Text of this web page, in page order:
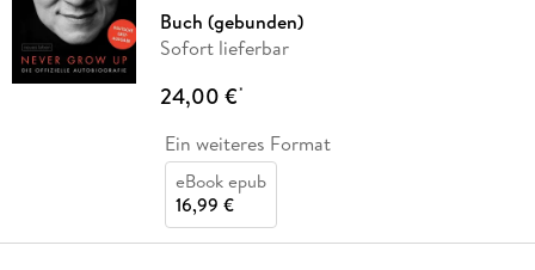
Buch (gebunden)
Sofort lieferbar
24,00 €*
Ein weiteres Format
eBook epub
16,99 €